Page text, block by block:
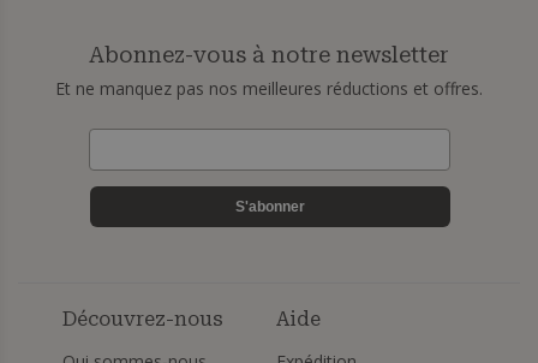
Abonnez-vous à notre newsletter
Et ne manquez pas nos meilleures réductions et offres.
S'abonner
Découvrez-nous
Aide